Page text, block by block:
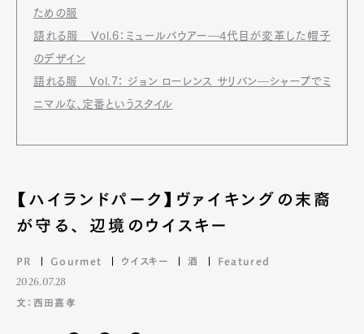
ための服
語れる服 Vol.6：ミュールバウアー―4代目が変革した帽子
のデザイン
語れる服 Vol.7： ジョン ローレンス サリバン―シャープでミ
ニマルな、定番というスタイル
【ハイランドパーク】ヴァイキングの末裔
が守る、 辺境のウイスキー
PR Gourmet ウイスキー 酒 Featured
2026.07.28
文：西田嘉孝